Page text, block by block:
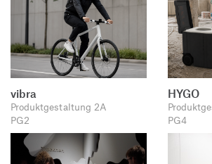
vibra
Produktgestaltung 2A
PG2
HYGO
PG4